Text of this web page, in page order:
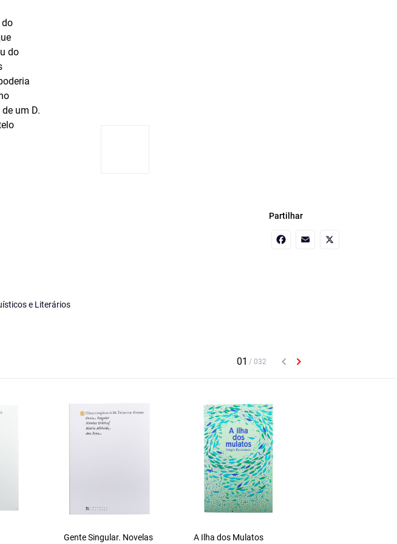
do
do
um D.
Partilhar
e Literários
Gente Singular. Novelas
A Ilha dos Mulatos